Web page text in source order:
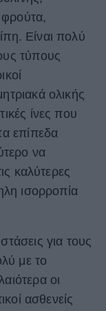
φρούτα,
Είναι πολύ
τύπους
ολικής
ίνες που
επίπεδα
να
καλύτερες
ισορροπία
για τους
με το
οι
ασθενείς